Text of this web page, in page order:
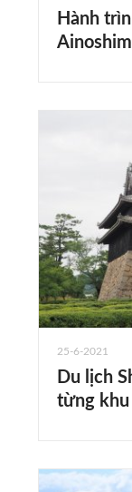
Hành
25-6-2021
Du lịch
từng